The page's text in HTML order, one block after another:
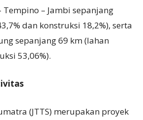
Tempino – Jambi sepanjang
dan konstruksi 18,2%), serta
sepanjang 69 km (lahan
53,06%).
(JTTS) merupakan proyek